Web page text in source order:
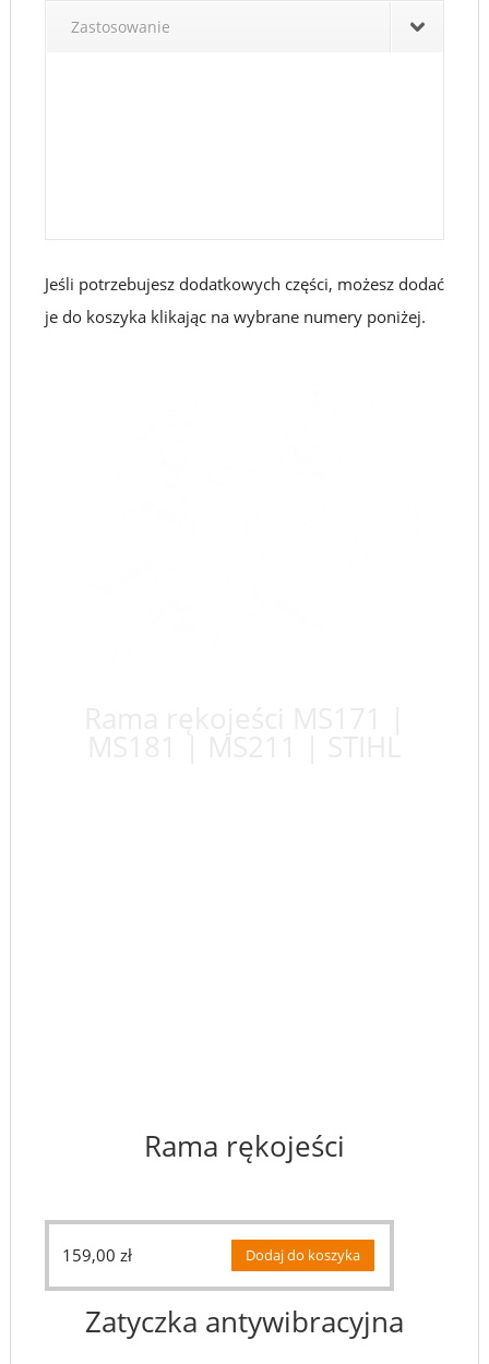
Zastosowanie
Jeśli potrzebujesz dodatkowych części, możesz dodać
je do koszyka klikając na wybrane numery poniżej.
Rama rękojeści
159,00 zł Dodaj do koszyka
Zatyczka antywibracyjna